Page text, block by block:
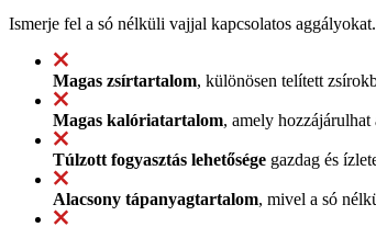
Ismerje fel a só nélküli vajjal kapcsolatos aggályokat.
Magas zsírtartalom, különösen telített
Magas kalóriatartalom, amely
Túlzott fogyasztás lehetősége gazdag és
Alacsony tápanyagtartalom, mivel a só